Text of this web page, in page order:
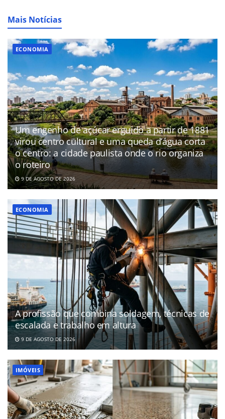
Mais Notícias
ECONOMIA
Um engenho de açúcar erguido a partir de 1881
virou centro cultural e uma queda d’água corta
o centro: a cidade paulista onde o rio organiza
o roteiro
9 DE AGOSTO DE 2026
ECONOMIA
A profissão que combina soldagem, técnicas de
escalada e trabalho em altura
9 DE AGOSTO DE 2026
IMÓVEIS